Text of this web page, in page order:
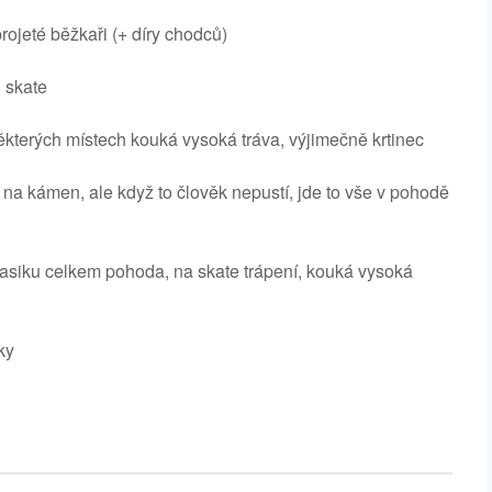
běžkaři (+ díry chodců)
skate
místech kouká vysoká tráva, výjimečně krtinec
kámen, ale když to člověk nepustí, jde to vše v pohodě
celkem pohoda, na skate trápení, kouká vysoká